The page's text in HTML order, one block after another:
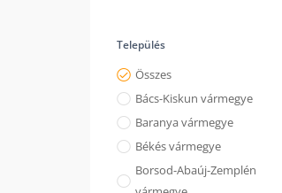
Település
Összes
Bács-Kiskun vármegye
Baranya vármegye
Békés vármegye
Borsod-Abaúj-Zemplén